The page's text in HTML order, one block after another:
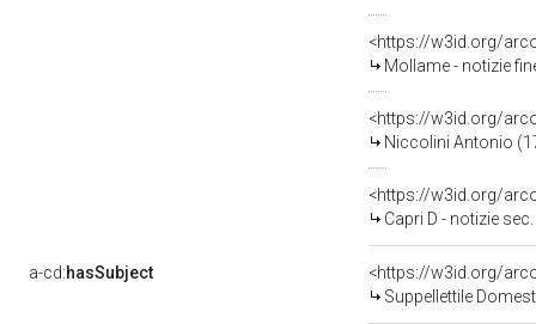
<https://w3id.org/
Mollame - notizie
<https://w3id.org/
Niccolini Antonio
<https://w3id.org/
Capri D - notizie sec.
a-cd:hasSubject
<https://w3id.org/
Suppellettile